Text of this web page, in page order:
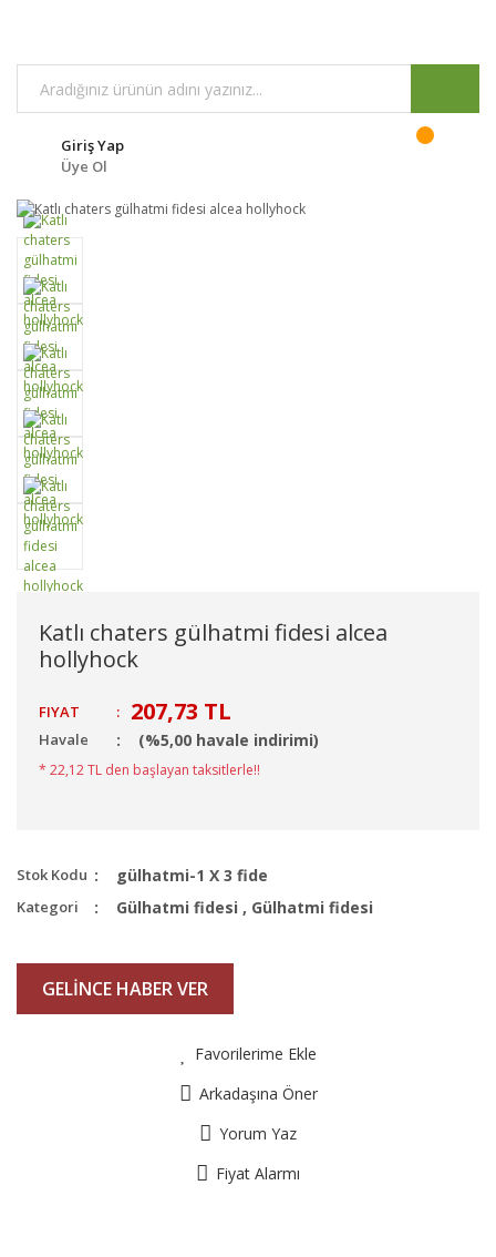
Giriş Yap
Üye Ol
Katlı chaters gülhatmi fidesi alcea
hollyhock
FIYAT : 207,73 TL
Havale (%5,00 havale indirimi)
* 22,12 TL den başlayan taksitlerle!!
Stok Kodu gülhatmi-1 X 3 fide
Kategori Gülhatmi fidesi , Gülhatmi fidesi
GELİNCE HABER VER
Favorilerime Ekle
Arkadaşına Öner
Yorum Yaz
Fiyat Alarmı